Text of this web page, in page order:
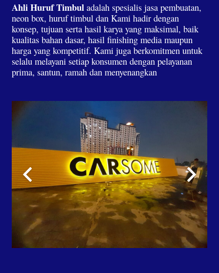
Ahli Huruf Timbul adalah spesialis jasa pembuatan,
neon box, huruf timbul dan Kami hadir dengan
konsep, tujuan serta hasil karya yang maksimal, baik
kualitas bahan dasar, hasil finishing media maupun
harga yang kompetitif. Kami juga berkomitmen untuk
selalu melayani setiap konsumen dengan pelayanan
prima, santun, ramah dan menyenangkan